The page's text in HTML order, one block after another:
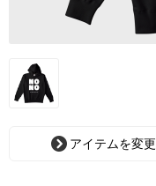
アイテムを変更